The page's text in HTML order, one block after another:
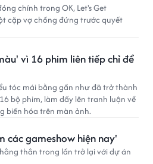
chính trong OK, Let's Get
cặp vợ chồng đứng trước quyết
vì 16 phim liên tiếp chỉ để
tóc mái bằng gần như đã trở thành
bộ phim, làm dấy lên tranh luận về
biến hóa trên màn ảnh.
các gameshow hiện nay'
thắn trong lần trở lại với dự án